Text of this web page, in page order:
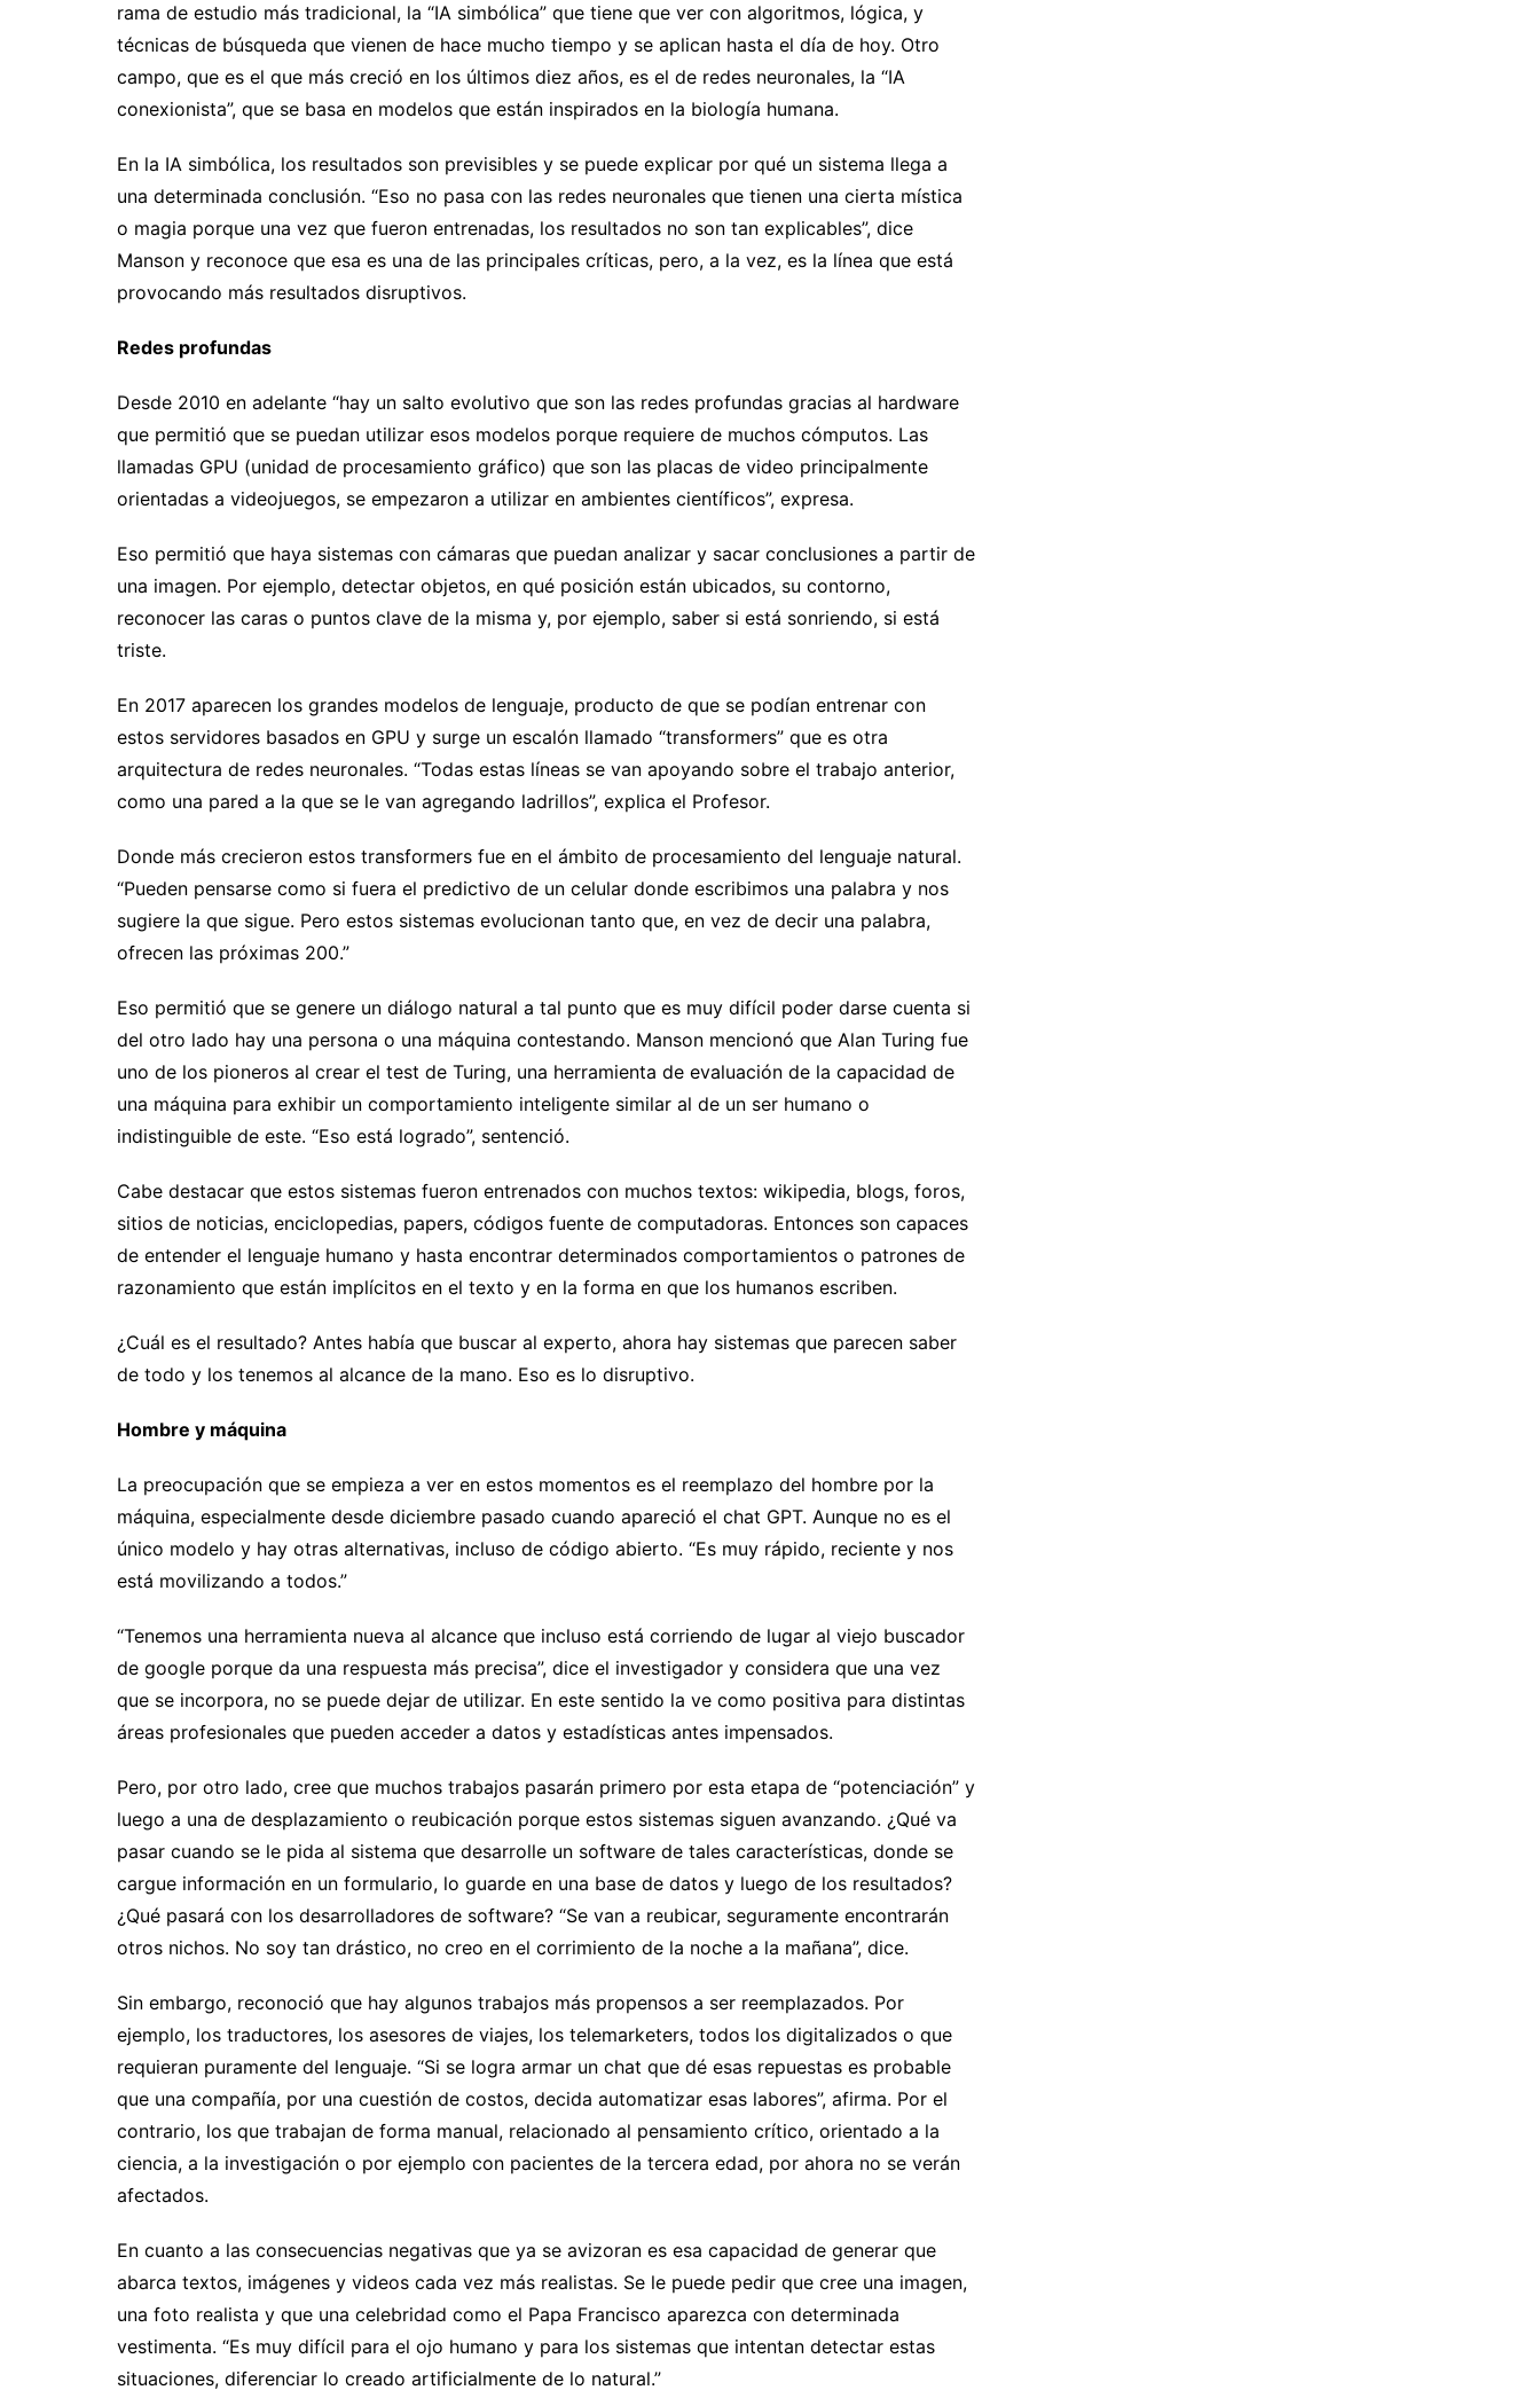
rama de estudio más tradicional, la “IA simbólica” que tiene que ver con algoritmos, lógica, y
técnicas de búsqueda que vienen de hace mucho tiempo y se aplican hasta el día de hoy. Otro
campo, que es el que más creció en los últimos diez años, es el de redes neuronales, la “IA
conexionista”, que se basa en modelos que están inspirados en la biología humana.
En la IA simbólica, los resultados son previsibles y se puede explicar por qué un sistema llega a
una determinada conclusión. “Eso no pasa con las redes neuronales que tienen una cierta mística
o magia porque una vez que fueron entrenadas, los resultados no son tan explicables”, dice
Manson y reconoce que esa es una de las principales críticas, pero, a la vez, es la línea que está
provocando más resultados disruptivos.
Redes profundas
Desde 2010 en adelante “hay un salto evolutivo que son las redes profundas gracias al hardware
que permitió que se puedan utilizar esos modelos porque requiere de muchos cómputos. Las
llamadas GPU (unidad de procesamiento gráfico) que son las placas de video principalmente
orientadas a videojuegos, se empezaron a utilizar en ambientes científicos”, expresa.
Eso permitió que haya sistemas con cámaras que puedan analizar y sacar conclusiones a partir de
una imagen. Por ejemplo, detectar objetos, en qué posición están ubicados, su contorno,
reconocer las caras o puntos clave de la misma y, por ejemplo, saber si está sonriendo, si está
triste.
En 2017 aparecen los grandes modelos de lenguaje, producto de que se podían entrenar con
estos servidores basados en GPU y surge un escalón llamado “transformers” que es otra
arquitectura de redes neuronales. “Todas estas líneas se van apoyando sobre el trabajo anterior,
como una pared a la que se le van agregando ladrillos”, explica el Profesor.
Donde más crecieron estos transformers fue en el ámbito de procesamiento del lenguaje natural.
“Pueden pensarse como si fuera el predictivo de un celular donde escribimos una palabra y nos
sugiere la que sigue. Pero estos sistemas evolucionan tanto que, en vez de decir una palabra,
ofrecen las próximas 200.”
Eso permitió que se genere un diálogo natural a tal punto que es muy difícil poder darse cuenta si
del otro lado hay una persona o una máquina contestando. Manson mencionó que Alan Turing fue
uno de los pioneros al crear el test de Turing, una herramienta de evaluación de la capacidad de
una máquina para exhibir un comportamiento inteligente similar al de un ser humano o
indistinguible de este. “Eso está logrado”, sentenció.
Cabe destacar que estos sistemas fueron entrenados con muchos textos: wikipedia, blogs, foros,
sitios de noticias, enciclopedias, papers, códigos fuente de computadoras. Entonces son capaces
de entender el lenguaje humano y hasta encontrar determinados comportamientos o patrones de
razonamiento que están implícitos en el texto y en la forma en que los humanos escriben.
¿Cuál es el resultado? Antes había que buscar al experto, ahora hay sistemas que parecen saber
de todo y los tenemos al alcance de la mano. Eso es lo disruptivo.
Hombre y máquina
La preocupación que se empieza a ver en estos momentos es el reemplazo del hombre por la
máquina, especialmente desde diciembre pasado cuando apareció el chat GPT. Aunque no es el
único modelo y hay otras alternativas, incluso de código abierto. “Es muy rápido, reciente y nos
está movilizando a todos.”
“Tenemos una herramienta nueva al alcance que incluso está corriendo de lugar al viejo buscador
de google porque da una respuesta más precisa”, dice el investigador y considera que una vez
que se incorpora, no se puede dejar de utilizar. En este sentido la ve como positiva para distintas
áreas profesionales que pueden acceder a datos y estadísticas antes impensados.
Pero, por otro lado, cree que muchos trabajos pasarán primero por esta etapa de “potenciación” y
luego a una de desplazamiento o reubicación porque estos sistemas siguen avanzando. ¿Qué va
pasar cuando se le pida al sistema que desarrolle un software de tales características, donde se
cargue información en un formulario, lo guarde en una base de datos y luego de los resultados?
¿Qué pasará con los desarrolladores de software? “Se van a reubicar, seguramente encontrarán
otros nichos. No soy tan drástico, no creo en el corrimiento de la noche a la mañana”, dice.
Sin embargo, reconoció que hay algunos trabajos más propensos a ser reemplazados. Por
ejemplo, los traductores, los asesores de viajes, los telemarketers, todos los digitalizados o que
requieran puramente del lenguaje. “Si se logra armar un chat que dé esas repuestas es probable
que una compañía, por una cuestión de costos, decida automatizar esas labores”, afirma. Por el
contrario, los que trabajan de forma manual, relacionado al pensamiento crítico, orientado a la
ciencia, a la investigación o por ejemplo con pacientes de la tercera edad, por ahora no se verán
afectados.
En cuanto a las consecuencias negativas que ya se avizoran es esa capacidad de generar que
abarca textos, imágenes y videos cada vez más realistas. Se le puede pedir que cree una imagen,
una foto realista y que una celebridad como el Papa Francisco aparezca con determinada
vestimenta. “Es muy difícil para el ojo humano y para los sistemas que intentan detectar estas
situaciones, diferenciar lo creado artificialmente de lo natural.”